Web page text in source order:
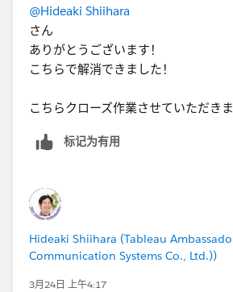
@Hideaki Shiihara
さん
ありがとうございます！
こちらで解消できました！
こちらクローズ作業させていただきま
标记为有用
Hideaki Shiihara (Tableau
Communication Systems Co., Ltd.))
3月24日 上午4:17